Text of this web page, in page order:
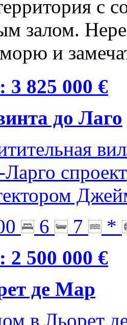
с
залом.
и
3 825 000 €
до Лаго
6 7
*
2 500 000 €
де Мар
в Льорет